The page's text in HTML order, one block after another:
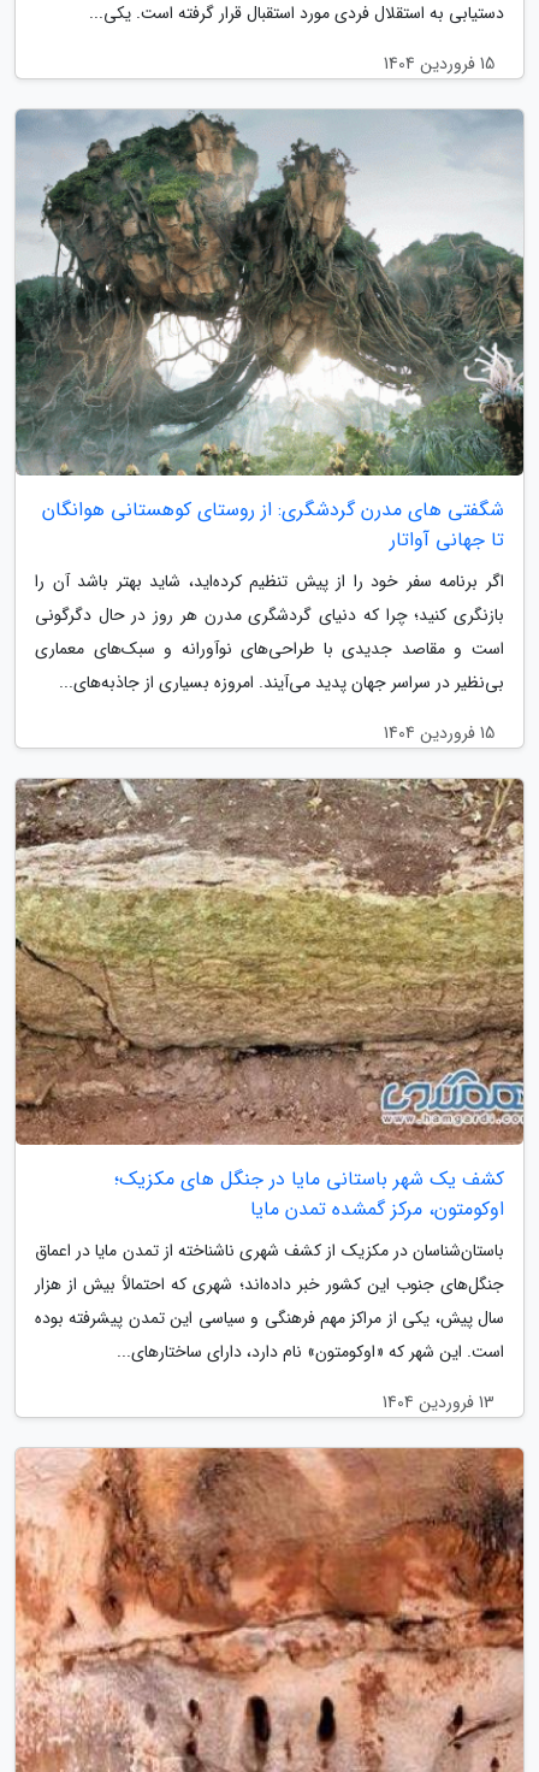
دستیابی به استقلال فردی مورد استقبال قرار گرفته است. یکی...
15 فروردین 1404
شگفتی های مدرن گردشگری: از روستای کوهستانی هوانگان
تا جهانی آواتار
اگر برنامه سفر خود را از پیش تنظیم کرده‌اید، شاید بهتر باشد آن را
بازنگری کنید؛ چرا که دنیای گردشگری مدرن هر روز در حال دگرگونی
است و مقاصد جدیدی با طراحی‌های نوآورانه و سبک‌های معماری
بی‌نظیر در سراسر جهان پدید می‌آیند. امروزه بسیاری از جاذبه‌های...
15 فروردین 1404
کشف یک شهر باستانی مایا در جنگل های مکزیک؛
اوکومتون، مرکز گمشده تمدن مایا
باستان‌شناسان در مکزیک از کشف شهری ناشناخته از تمدن مایا در اعماق
جنگل‌های جنوب این کشور خبر داده‌اند؛ شهری که احتمالاً بیش از هزار
سال پیش، یکی از مراکز مهم فرهنگی و سیاسی این تمدن پیشرفته بوده
است. این شهر که «اوکومتون» نام دارد، دارای ساختارهای...
13 فروردین 1404